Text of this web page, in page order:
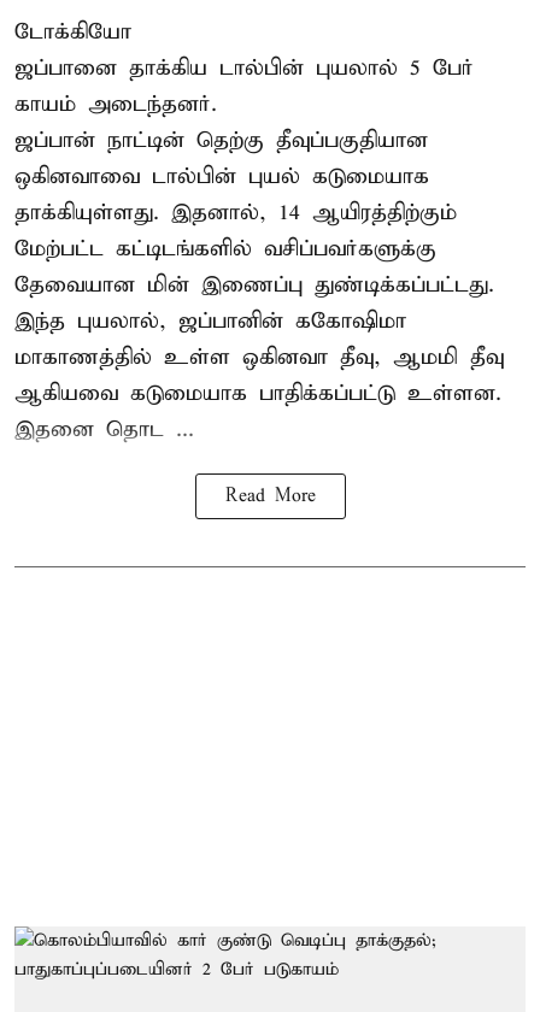
டோக்கியோ
ஜப்பானை தாக்கிய டால்பின் புயலால் 5 பேர்
காயம் அடைந்தனர்.
ஜப்பான் நாட்டின் தெற்கு தீவுப்பகுதியான
ஒகினவாவை டால்பின் புயல் கடுமையாக
தாக்கியுள்ளது. இதனால், 14 ஆயிரத்திற்கும்
மேற்பட்ட கட்டிடங்களில் வசிப்பவர்களுக்கு
தேவையான மின் இணைப்பு துண்டிக்கப்பட்டது.
இந்த புயலால், ஜப்பானின் ககோஷிமா
மாகாணத்தில் உள்ள ஒகினவா தீவு, ஆமமி தீவு
ஆகியவை கடுமையாக பாதிக்கப்பட்டு உள்ளன.
இதனை தொட ...
Read More